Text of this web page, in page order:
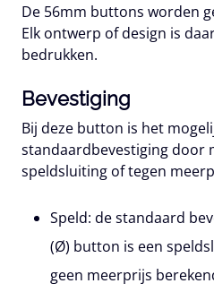
De 56mm buttons worden
Elk ontwerp of design is
bedrukken.
Bevestiging
Bij deze button is het
standaardbevestiging door
speldsluiting of tegen
Speld: de standaard
(Ø) button is een
geen meerprijs